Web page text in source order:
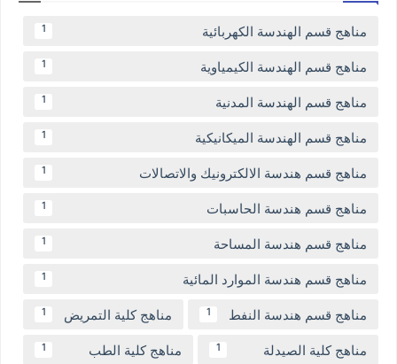
مناهج قسم الهندسة الكهربائية 1
مناهج قسم الهندسة الكيمياوية 1
مناهج قسم الهندسة المدنية 1
مناهج قسم الهندسة الميكانيكية 1
مناهج قسم هندسة الالكترونيك والاتصالات 1
مناهج قسم هندسة الحاسبات 1
مناهج قسم هندسة المساحة 1
مناهج قسم هندسة الموارد المائية 1
مناهج قسم هندسة النفط 1 مناهج كلية التمريض 1
مناهج كلية الصيدلة 1 مناهج كلية الطب 1